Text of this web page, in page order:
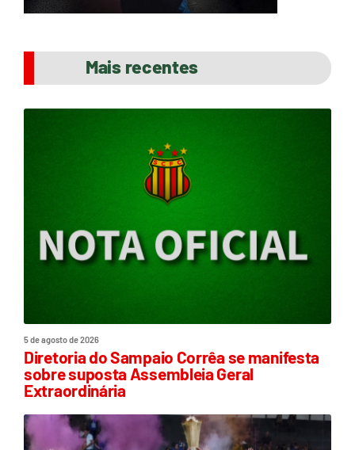
Mais recentes
5 de agosto de 2026
Diretoria do Sampaio Corrêa se manifesta
sobre suposta Assembleia Geral
Extraordinária